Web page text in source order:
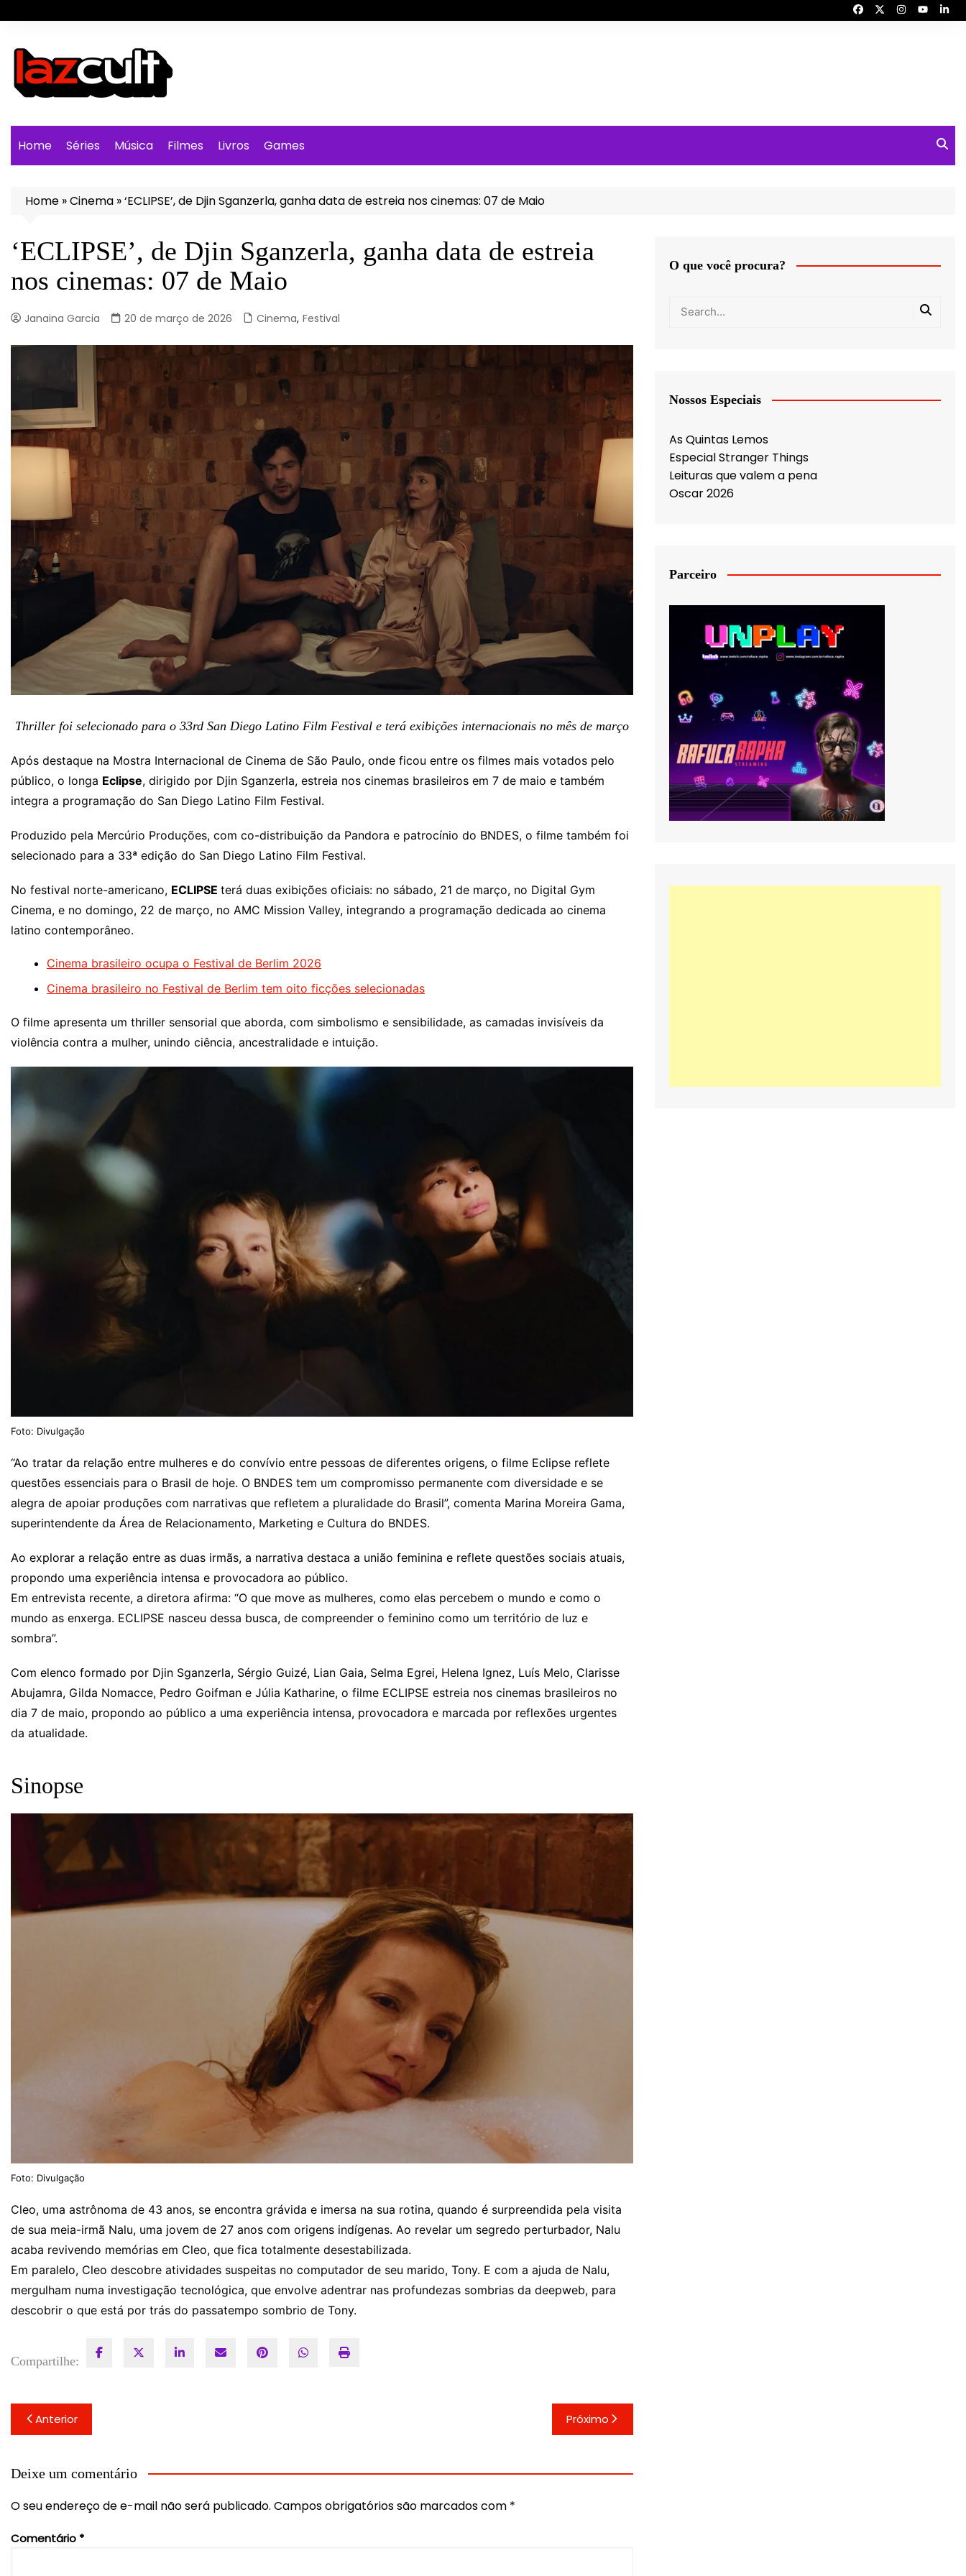
para
conteúdo
Home Séries Música Filmes Livros Games
Home »Cinema »‘ECLIPSE’, de Djin Sganzerla, ganha data de estreia nos cinemas: 07 de Maio
‘ECLIPSE’, de Djin Sganzerla, ganha data de estreia
nos cinemas: 07 de Maio
Janaina Garcia 20 de março de 2026 Cinema, Festival
Thriller foi selecionado para o 33rd San Diego Latino Film Festival e terá exibições internacionais no mês de março
Após destaque na Mostra Internacional de Cinema de São Paulo, onde ficou entre os filmes mais votados pelo
público, o longa Eclipse, dirigido por Djin Sganzerla, estreia nos cinemas brasileiros em 7 de maio e também
integra a programação do San Diego Latino Film Festival.
Produzido pela Mercúrio Produções, com co-distribuição da Pandora e patrocínio do BNDES, o filme também foi
selecionado para a 33ª edição do San Diego Latino Film Festival.
No festival norte-americano, ECLIPSE terá duas exibições oficiais: no sábado, 21 de março, no Digital Gym
Cinema, e no domingo, 22 de março, no AMC Mission Valley, integrando a programação dedicada ao cinema
latino contemporâneo.
Cinema brasileiro ocupa o Festival de Berlim 2026
Cinema brasileiro no Festival de Berlim tem oito ficções selecionadas
O filme apresenta um thriller sensorial que aborda, com simbolismo e sensibilidade, as camadas invisíveis da
violência contra a mulher, unindo ciência, ancestralidade e intuição.
Foto: Divulgação
“Ao tratar da relação entre mulheres e do convívio entre pessoas de diferentes origens, o filme Eclipse reflete
questões essenciais para o Brasil de hoje. O BNDES tem um compromisso permanente com diversidade e se
alegra de apoiar produções com narrativas que refletem a pluralidade do Brasil”, comenta Marina Moreira Gama,
superintendente da Área de Relacionamento, Marketing e Cultura do BNDES.
Ao explorar a relação entre as duas irmãs, a narrativa destaca a união feminina e reflete questões sociais atuais,
propondo uma experiência intensa e provocadora ao público.
Em entrevista recente, a diretora afirma: “O que move as mulheres, como elas percebem o mundo e como o
mundo as enxerga. ECLIPSE nasceu dessa busca, de compreender o feminino como um território de luz e
sombra”.
Com elenco formado por Djin Sganzerla, Sérgio Guizé, Lian Gaia, Selma Egrei, Helena Ignez, Luís Melo, Clarisse
Abujamra, Gilda Nomacce, Pedro Goifman e Júlia Katharine, o filme ECLIPSE estreia nos cinemas brasileiros no
dia 7 de maio, propondo ao público a uma experiência intensa, provocadora e marcada por reflexões urgentes
da atualidade.
Sinopse
Foto: Divulgação
Cleo, uma astrônoma de 43 anos, se encontra grávida e imersa na sua rotina, quando é surpreendida pela visita
de sua meia-irmã Nalu, uma jovem de 27 anos com origens indígenas. Ao revelar um segredo perturbador, Nalu
acaba revivendo memórias em Cleo, que fica totalmente desestabilizada.
Em paralelo, Cleo descobre atividades suspeitas no computador de seu marido, Tony. E com a ajuda de Nalu,
mergulham numa investigação tecnológica, que envolve adentrar nas profundezas sombrias da deepweb, para
descobrir o que está por trás do passatempo sombrio de Tony.
Compartilhe:
Navegação
de
Post
Anterior Próximo
Deixe um comentário
O seu endereço de e-mail não será publicado. Campos obrigatórios são marcados com *
Comentário *
O que você procura?
Nossos Especiais
As Quintas Lemos
Especial Stranger Things
Leituras que valem a pena
Oscar 2026
Parceiro